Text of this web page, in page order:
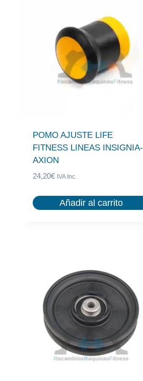
POMO AJUSTE LIFE
FITNESS LINEAS INSIGNIA-
AXION
24,20€ IVA Inc.
Añadir al carrito